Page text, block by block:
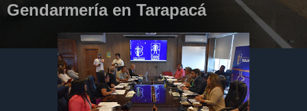
Gendarmería en Tarapacá